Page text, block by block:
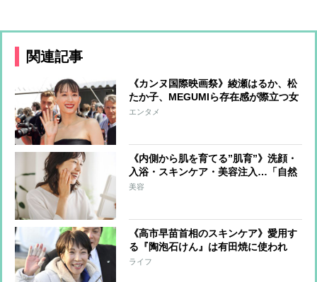
関連記事
《カンヌ国際映画祭》綾瀬はるか、松
たか子、MEGUMIら存在感が際立つ女
優たちのファッションをチェック
エンタメ
《内側から肌を育てる”肌育”》洗顔・
入浴・スキンケア・美容注入…「自然
な美しさ」をコツコツ育む方法を美の
美容
《高市早苗首相のスキンケア》愛用す
る『陶泡石けん』は有田焼に使われ
る“陶土”が原材料 陶土の粘着力が毛
ライフ